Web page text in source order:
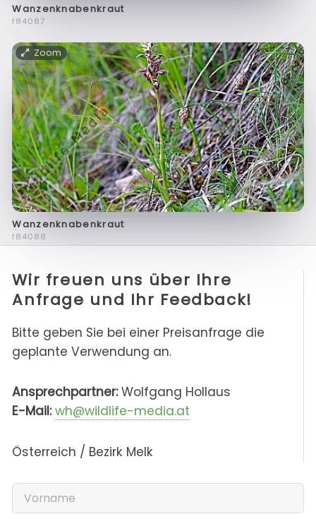
Wanzenknabenkraut
f84087
Zoom
Wanzenknabenkraut
f84088
Wir freuen uns über Ihre
Anfrage und Ihr Feedback!
Bitte geben Sie bei einer Preisanfrage die
geplante Verwendung an.
Ansprechpartner:Wolfgang Hollaus
E-Mail: wh@wildlife-media.at
Österreich / Bezirk Melk